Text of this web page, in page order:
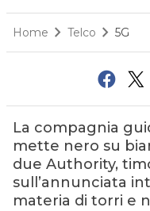
Home Telco 5G
La compagnia
mette nero su
due Authority,
sull’annunciata
materia di torri e